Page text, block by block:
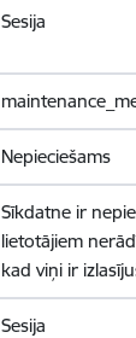
Sesija
Nepieciešams
Sīkdatne ir
lietotājiem
kad viņi ir
Sesija